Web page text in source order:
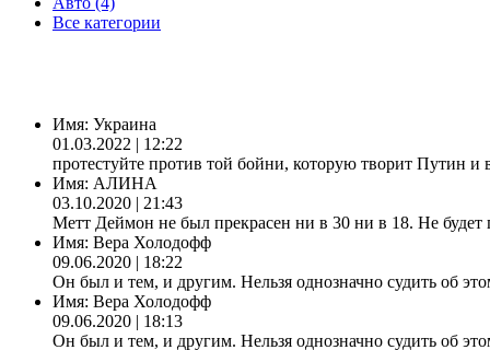
Все категории
Имя: Украина
01.03.2022 | 12:22
протестуйте против той бойни, которую творит Путин
Имя: АЛИНА
03.10.2020 | 21:43
Метт Деймон не был прекрасен ни в 30 ни в 18. Не будет
Имя: Вера Холодофф
09.06.2020 | 18:22
Он был и тем, и другим. Нельзя однозначно судить об
Имя: Вера Холодофф
09.06.2020 | 18:13
Он был и тем, и другим. Нельзя однозначно судить об